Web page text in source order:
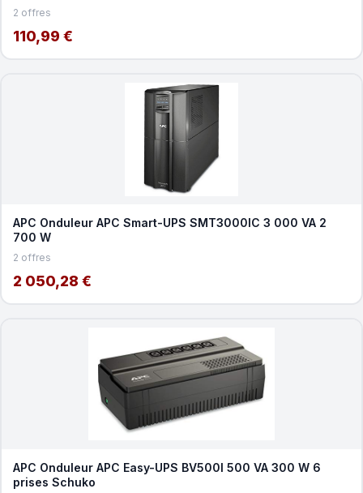
2 offres
110,99 €
APC Onduleur APC Smart-UPS SMT3000IC 3 000 VA 2
700 W
2 offres
2 050,28 €
APC Onduleur APC Easy-UPS BV500I 500 VA 300 W 6
prises Schuko